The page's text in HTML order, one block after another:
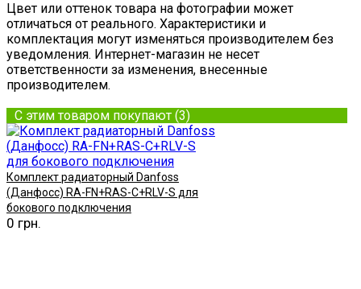
Цвет или оттенок товара на фотографии может
отличаться от реального. Характеристики и
комплектация могут изменяться производителем без
уведомления. Интернет-магазин не несет
ответственности за изменения, внесенные
производителем.
С этим товаром покупают (3)
Комплект радиаторный Danfoss
(Данфосс) RA-FN+RAS-C+RLV-S для
бокового подключения
0 грн.